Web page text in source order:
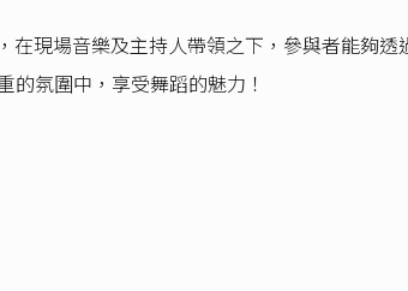
現場音樂及主持人帶領之下，參與者能夠
氛圍中，享受舞蹈的魅力！